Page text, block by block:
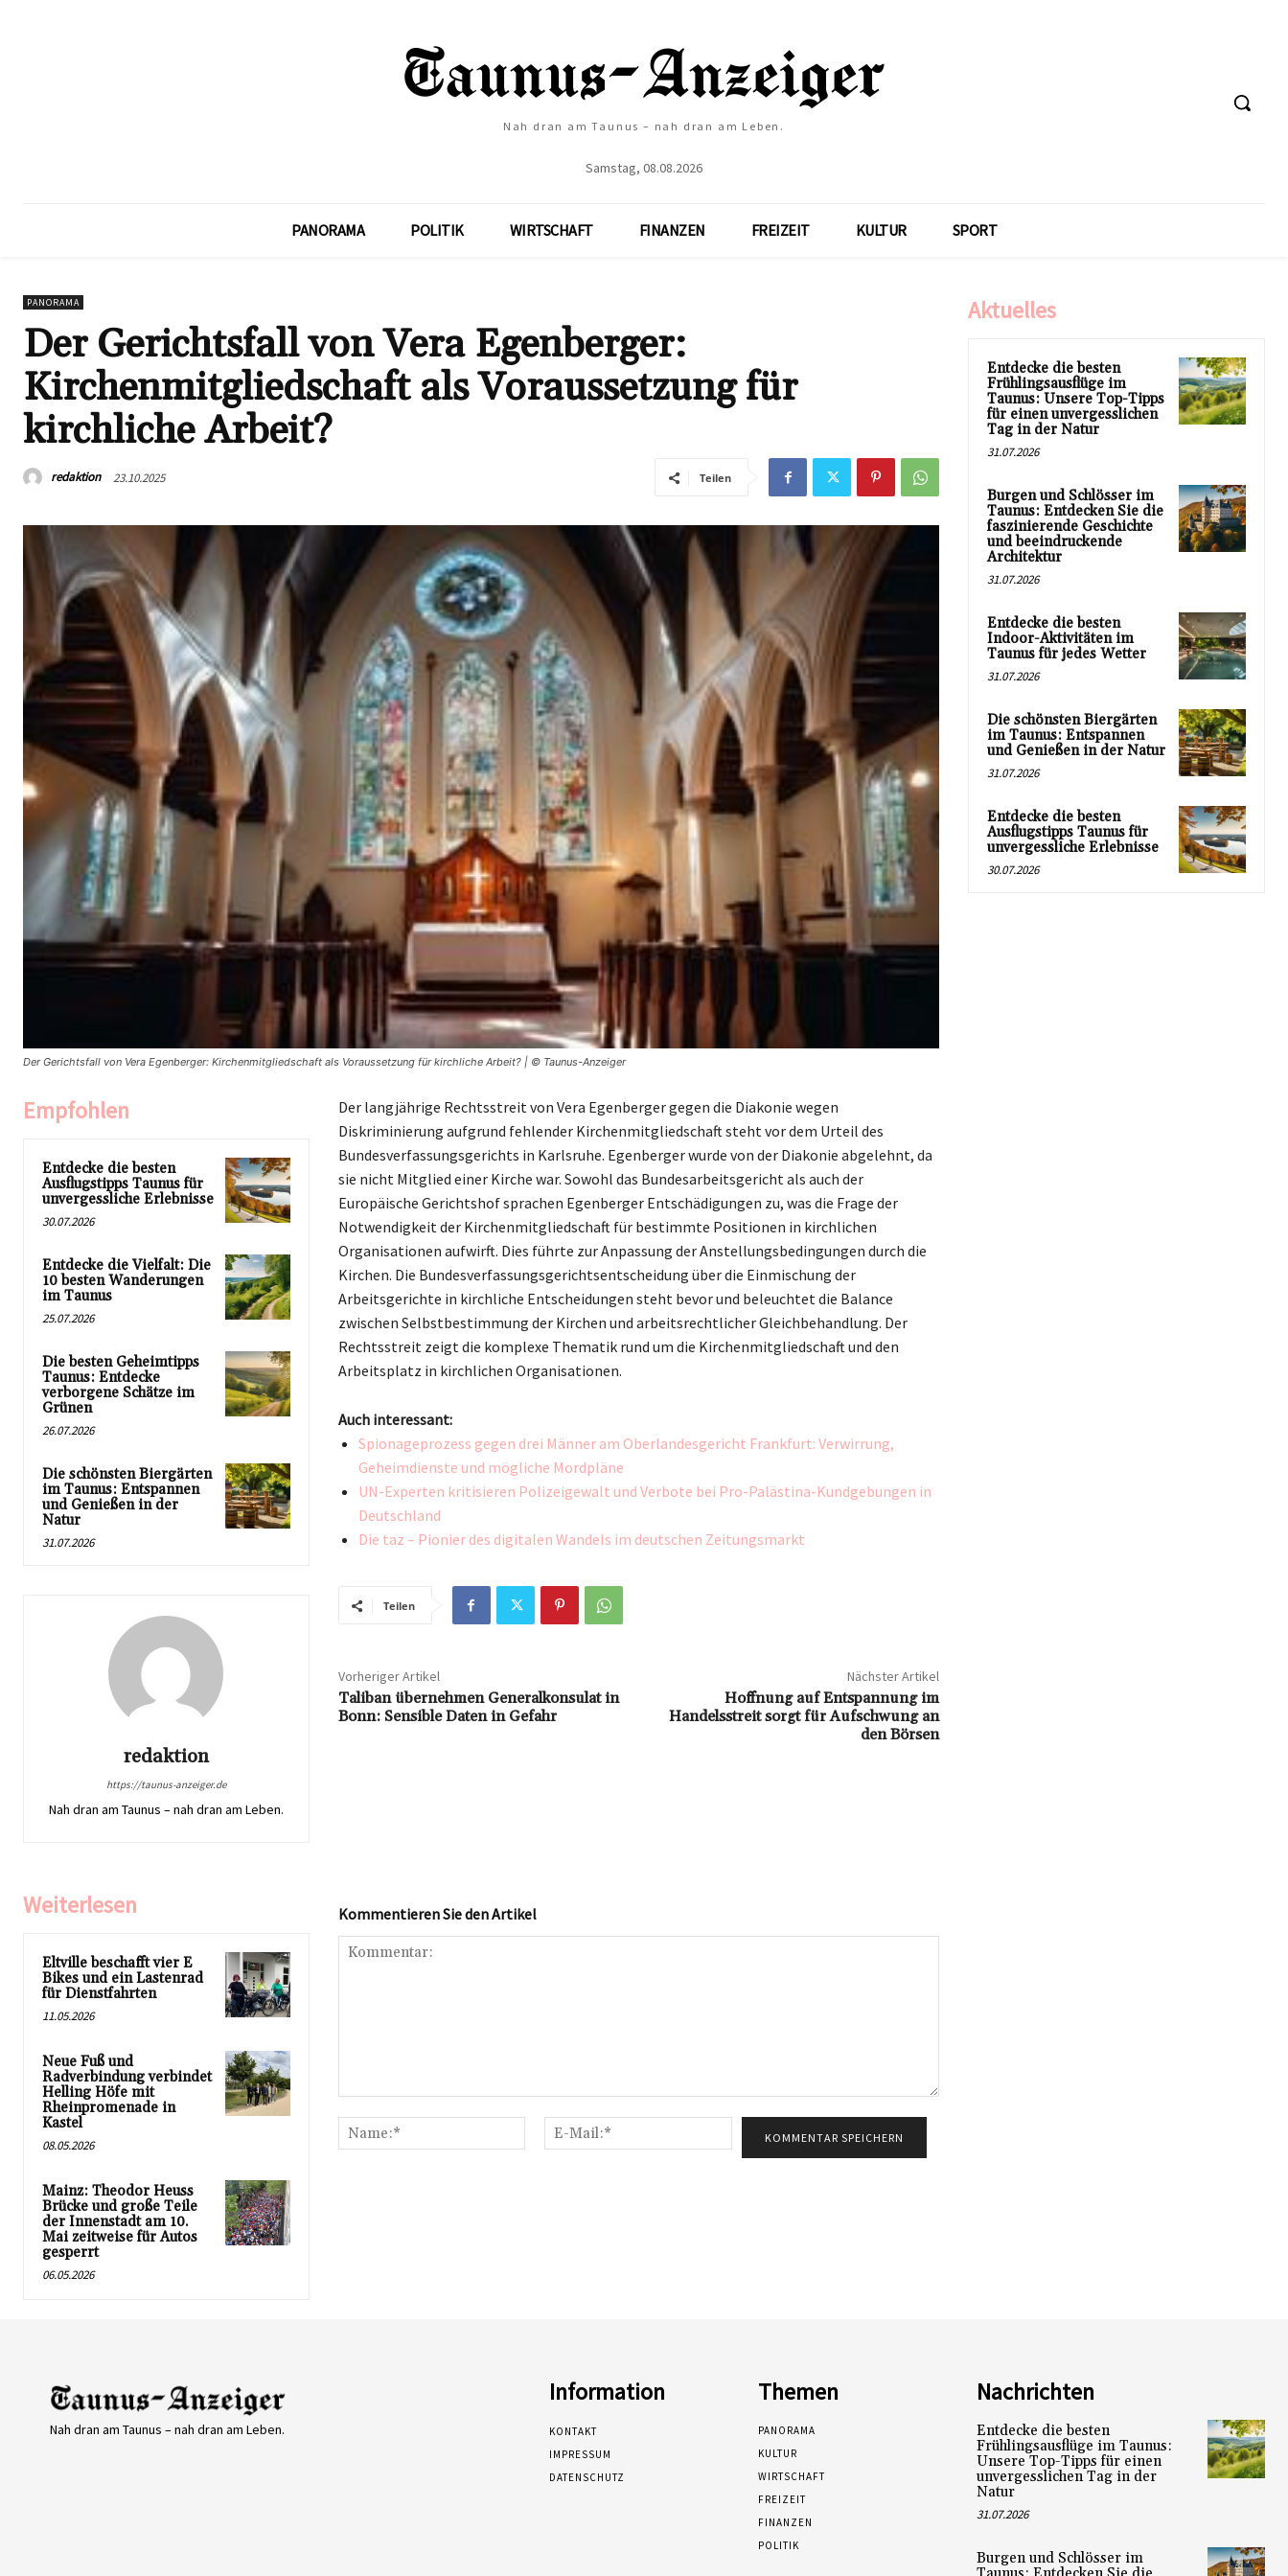
Nah dran am Taunus – nah dran am Leben.
Samstag, 08.08.2026
PANORAMA POLITIK WIRTSCHAFT FINANZEN FREIZEIT KULTUR SPORT
PANORAMA
Der Gerichtsfall von Vera Egenberger:
Kirchenmitgliedschaft als Voraussetzung für
kirchliche Arbeit?
redaktion 23.10.2025 Teilen
Der Gerichtsfall von Vera Egenberger: Kirchenmitgliedschaft als Voraussetzung für kirchliche Arbeit? | © Taunus-Anzeiger
Empfohlen
Entdecke die besten
Ausflugstipps Taunus für
unvergessliche Erlebnisse
30.07.2026
Entdecke die Vielfalt: Die
10 besten Wanderungen
im Taunus
25.07.2026
Die besten Geheimtipps
Taunus: Entdecke
verborgene Schätze im
Grünen
26.07.2026
Die schönsten Biergärten
im Taunus: Entspannen
und Genießen in der
Natur
31.07.2026
redaktion
https://taunus-anzeiger.de
Nah dran am Taunus – nah dran am Leben.
Der langjährige Rechtsstreit von Vera Egenberger gegen die Diakonie wegen
Diskriminierung aufgrund fehlender Kirchenmitgliedschaft steht vor dem Urteil des
Bundesverfassungsgerichts in Karlsruhe. Egenberger wurde von der Diakonie abgelehnt, da
sie nicht Mitglied einer Kirche war. Sowohl das Bundesarbeitsgericht als auch der
Europäische Gerichtshof sprachen Egenberger Entschädigungen zu, was die Frage der
Notwendigkeit der Kirchenmitgliedschaft für bestimmte Positionen in kirchlichen
Organisationen aufwirft. Dies führte zur Anpassung der Anstellungsbedingungen durch die
Kirchen. Die Bundesverfassungsgerichtsentscheidung über die Einmischung der
Arbeitsgerichte in kirchliche Entscheidungen steht bevor und beleuchtet die Balance
zwischen Selbstbestimmung der Kirchen und arbeitsrechtlicher Gleichbehandlung. Der
Rechtsstreit zeigt die komplexe Thematik rund um die Kirchenmitgliedschaft und den
Arbeitsplatz in kirchlichen Organisationen.
Auch interessant:
Spionageprozess gegen drei Männer am Oberlandesgericht Frankfurt: Verwirrung,
Geheimdienste und mögliche Mordpläne
UN-Experten kritisieren Polizeigewalt und Verbote bei Pro-Palästina-Kundgebungen in
Deutschland
Die taz – Pionier des digitalen Wandels im deutschen Zeitungsmarkt
Teilen
Vorheriger Artikel
Taliban übernehmen Generalkonsulat in
Bonn: Sensible Daten in Gefahr
Nächster Artikel
Hoffnung auf Entspannung im
Handelsstreit sorgt für Aufschwung an
den Börsen
Weiterlesen
Eltville beschafft vier E
Bikes und ein Lastenrad
für Dienstfahrten
11.05.2026
Neue Fuß und
Radverbindung verbindet
Helling Höfe mit
Rheinpromenade in
Kastel
08.05.2026
Mainz: Theodor Heuss
Brücke und große Teile
der Innenstadt am 10.
Mai zeitweise für Autos
gesperrt
06.05.2026
Kommentieren Sie den Artikel
Name:*
Mail:*
Aktuelles
Entdecke die besten
Frühlingsausflüge im
Taunus: Unsere Top-Tipps
für einen unvergesslichen
Tag in der Natur
31.07.2026
Burgen und Schlösser im
Taunus: Entdecken Sie die
faszinierende Geschichte
und beeindruckende
Architektur
31.07.2026
Entdecke die besten
Indoor-Aktivitäten im
Taunus für jedes Wetter
31.07.2026
Die schönsten Biergärten
im Taunus: Entspannen
und Genießen in der Natur
31.07.2026
Entdecke die besten
Ausflugstipps Taunus für
unvergessliche Erlebnisse
30.07.2026
Nah dran am Taunus – nah dran am Leben.
Information
KONTAKT
IMPRESSUM
DATENSCHUTZ
Themen
PANORAMA
KULTUR
WIRTSCHAFT
FREIZEIT
FINANZEN
POLITIK
Nachrichten
Entdecke die besten
Frühlingsausflüge im Taunus:
Unsere Top-Tipps für einen
unvergesslichen Tag in der
Natur
31.07.2026
Burgen und Schlösser im